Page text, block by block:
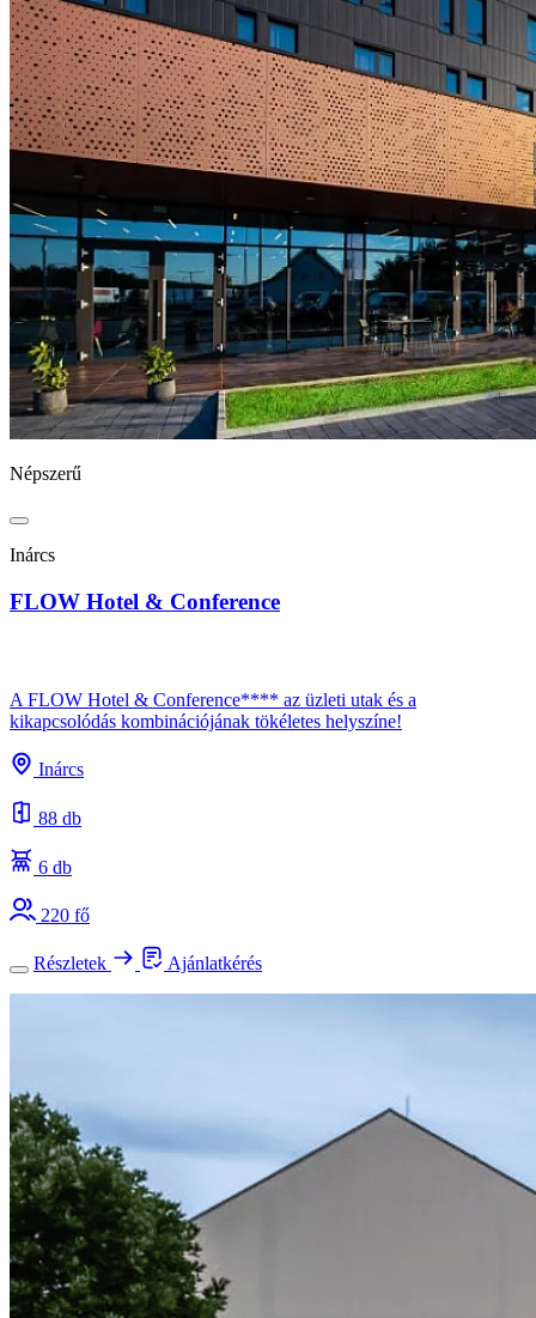
Népszerű
Inárcs
FLOW Hotel & Conference
A FLOW Hotel & Conference**** az üzleti utak és a
kikapcsolódás kombinációjának tökéletes helyszíne!
Inárcs
88 db
6 db
220 fő
Részletek Ajánlatkérés